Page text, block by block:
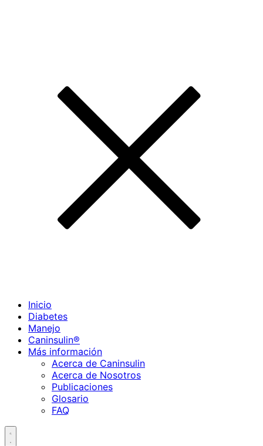
Inicio
Diabetes
Manejo
Caninsulin®
Más información
Acerca de Caninsulin
Acerca de Nosotros
Publicaciones
Glosario
FAQ
Toggle
search